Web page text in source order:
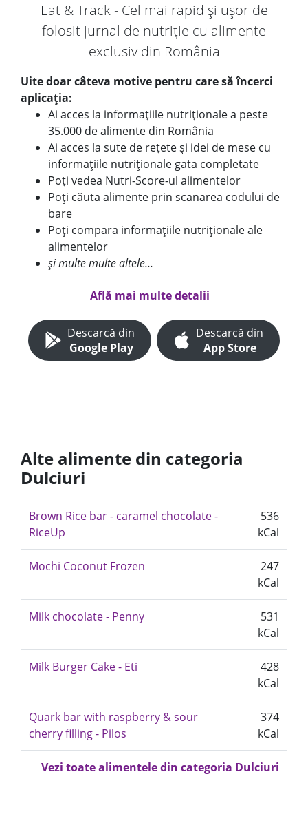
Eat & Track - Cel mai rapid și ușor de
folosit jurnal de nutriție cu alimente
exclusiv din România
Uite doar câteva motive pentru care să încerci
aplicația:
Ai acces la informațiile nutriționale a peste
35.000 de alimente din România
Ai acces la sute de rețete și idei de mese cu
informațiile nutriționale gata completate
Poți vedea Nutri-Score-ul alimentelor
Poți căuta alimente prin scanarea codului de
bare
Poți compara informațiile nutriționale ale
alimentelor
și multe multe altele...
Află mai multe detalii
Descarcă din
Google Play
Descarcă din
App Store
Alte alimente din categoria
Dulciuri
Brown Rice bar - caramel chocolate -
RiceUp
536
kCal
Mochi Coconut Frozen
247
kCal
Milk chocolate - Penny
531
kCal
Milk Burger Cake - Eti
428
kCal
Quark bar with raspberry & sour
cherry filling - Pilos
374
kCal
Vezi toate alimentele din categoria Dulciuri